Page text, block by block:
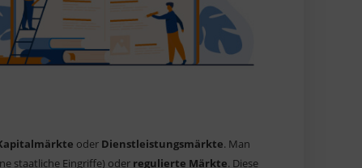
oder Dienstleistungsmärkte. Man
staatliche Eingriffe) oder regulierte Märkte. Diese